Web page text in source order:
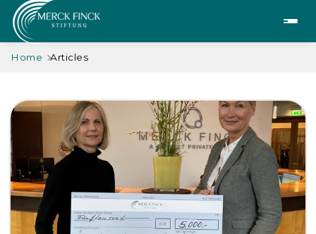
Home Articles